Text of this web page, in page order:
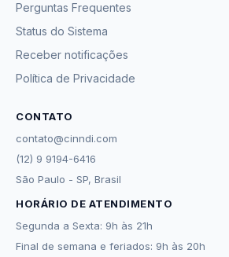
Perguntas Frequentes
Status do Sistema
Receber notificações
Política de Privacidade
CONTATO
contato@cinndi.com
(12) 9 9194-6416
São Paulo - SP, Brasil
HORÁRIO DE ATENDIMENTO
Segunda a Sexta: 9h às 21h
Final de semana e feriados: 9h às 20h